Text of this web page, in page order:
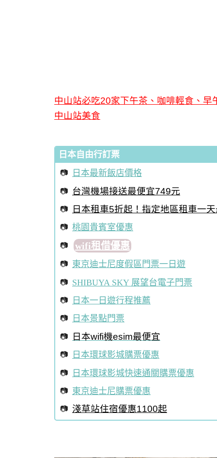
中山站必吃20家下午茶、咖啡輕食、
中山站美食
日本自由行訂票
日本最新飯店價格
台灣機場接送最便宜749元
日本租車5折起！指定地區租車一
桃園貴賓室優惠
wifi租借優惠
東京迪士尼度假區門票一日遊
SHIBUYA SKY 展望台電子門票
日本一日遊行程推薦
日本景點門票
日本wifi機esim最便宜
日本環球影城購票優惠
日本環球影城快速通關購票優惠
東京迪士尼購票優惠
淺草站住宿優惠1100起